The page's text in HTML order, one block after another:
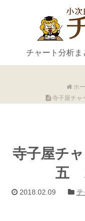
チャート分析ま
ホ
寺子屋チャ
寺子屋チ
五
2018.02.09